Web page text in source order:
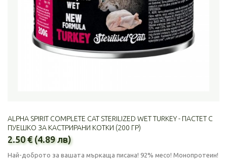
ALPHA SPIRIT COMPLETE CAT STERILIZED WET TURKEY - ПАСТЕТ С
ПУЕШКО ЗА КАСТРИРАНИ КОТКИ (200 ГР)
2.50 € (4.89 лв)
Най-доброто за вашата мъркаща писана! 92% месо! Монопротеин!